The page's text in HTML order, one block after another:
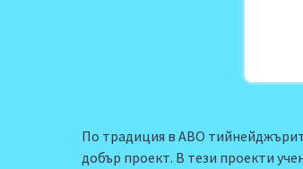
По традиция в АВО
добър проект. В тези проекти